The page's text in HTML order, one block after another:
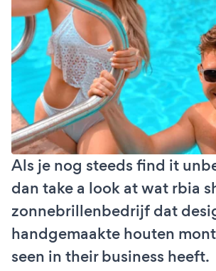
Als je nog steeds find it
dan take a look at wat rbia
zonnebrillenbedrijf dat
handgemaakte houten
seen in their business heeft.